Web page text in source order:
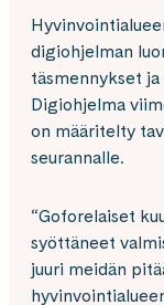
digiohjelman
täsmennykset
Digiohjelma
on määritelty
seurannalle.
“Goforelaiset
syöttäneet
juuri meidän